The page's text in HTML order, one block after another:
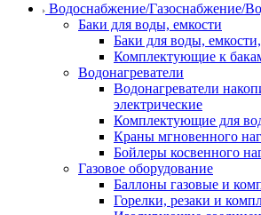
Водоснабжение/Газоснабжение/
Баки для воды, емкости
Баки для воды,
Комплектующие к
Водонагреватели
Водонагреватели
электрические
Комплектующие для
Краны мгновенного
Бойлеры косвенного
Газовое оборудование
Баллоны газовые и
Горелки, резаки и